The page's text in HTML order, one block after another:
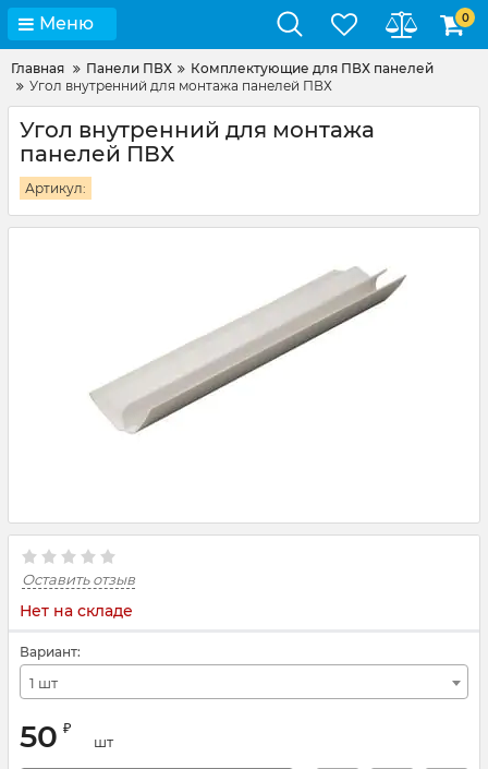
Меню 0
Главная Панели ПВХ
Комплектующие для ПВХ панелей
Угол внутренний для монтажа панелей ПВХ
Угол внутренний для монтажа
панелей ПВХ
Артикул:
Оставить отзыв
Нет на складе
Вариант:
1 шт
50 ₽
шт